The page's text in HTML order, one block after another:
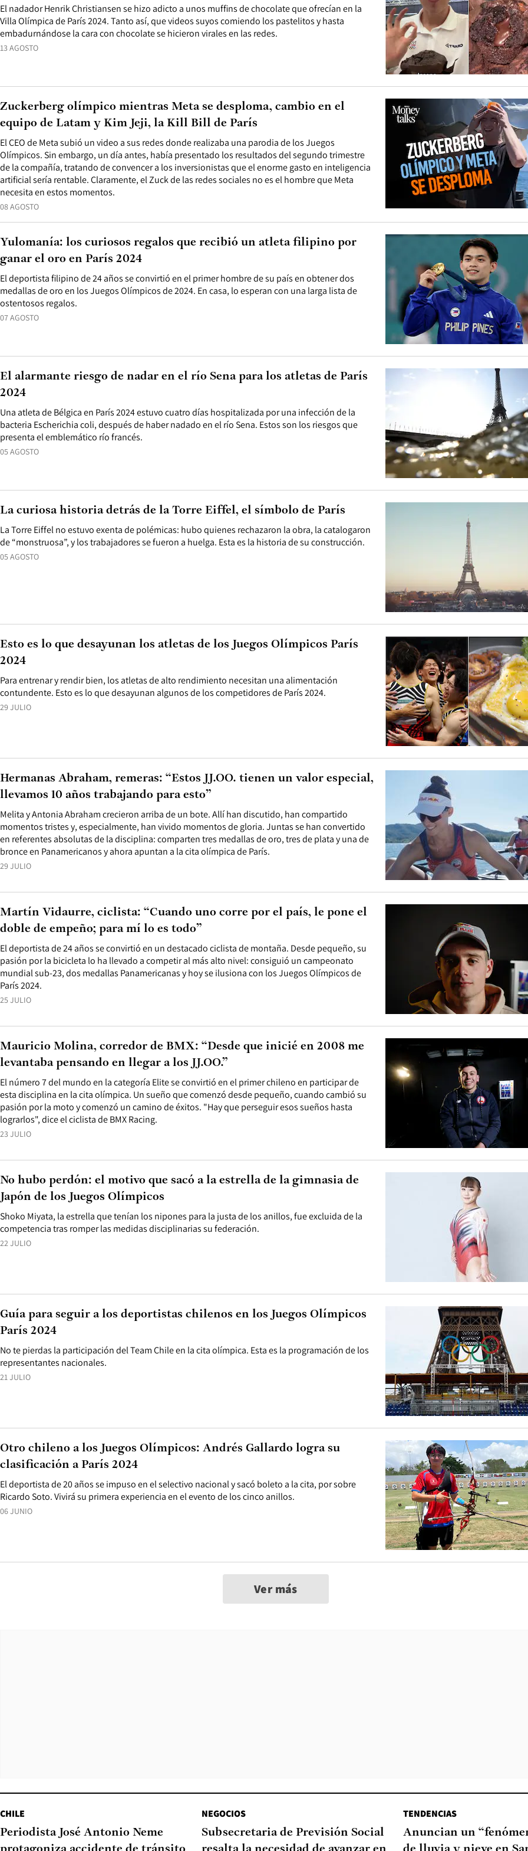
13 AGOSTO
El nadador Henrik Christiansen se hizo adicto a unos muffins de chocolate que ofrecían en la
Villa Olímpica de París 2024. Tanto así, que videos suyos comiendo los pastelitos y hasta
embadurnándose la cara con chocolate se hicieron virales en las redes.
08 AGOSTO
El CEO de Meta subió un video a sus redes donde realizaba una parodia de los Juegos
Olímpicos. Sin embargo, un día antes, había presentado los resultados del segundo trimestre
de la compañía, tratando de convencer a los inversionistas que el enorme gasto en inteligencia
artificial sería rentable. Claramente, el Zuck de las redes sociales no es el hombre que Meta
necesita en estos momentos.
Zuckerberg olímpico mientras Meta se desploma, cambio en el
equipo de Latam y Kim Jeji, la Kill Bill de París
07 AGOSTO
El deportista filipino de 24 años se convirtió en el primer hombre de su país en obtener dos
medallas de oro en los Juegos Olímpicos de 2024. En casa, lo esperan con una larga lista de
ostentosos regalos.
Yulomanía: los curiosos regalos que recibió un atleta filipino por
ganar el oro en París 2024
05 AGOSTO
Una atleta de Bélgica en París 2024 estuvo cuatro días hospitalizada por una infección de la
bacteria Escherichia coli, después de haber nadado en el río Sena. Estos son los riesgos que
presenta el emblemático río francés.
El alarmante riesgo de nadar en el río Sena para los atletas de París
2024
05 AGOSTO
La Torre Eiffel no estuvo exenta de polémicas: hubo quienes rechazaron la obra, la catalogaron
de “monstruosa”, y los trabajadores se fueron a huelga. Esta es la historia de su construcción.
La curiosa historia detrás de la Torre Eiffel, el símbolo de París
29 JULIO
Para entrenar y rendir bien, los atletas de alto rendimiento necesitan una alimentación
contundente. Esto es lo que desayunan algunos de los competidores de París 2024.
Esto es lo que desayunan los atletas de los Juegos Olímpicos París
2024
29 JULIO
Melita y Antonia Abraham crecieron arriba de un bote. Allí han discutido, han compartido
momentos tristes y, especialmente, han vivido momentos de gloria. Juntas se han convertido
en referentes absolutas de la disciplina: comparten tres medallas de oro, tres de plata y una de
bronce en Panamericanos y ahora apuntan a la cita olímpica de París.
Hermanas Abraham, remeras: “Estos JJ.OO. tienen un valor especial,
llevamos 10 años trabajando para esto”
25 JULIO
El deportista de 24 años se convirtió en un destacado ciclista de montaña. Desde pequeño, su
pasión por la bicicleta lo ha llevado a competir al más alto nivel: consiguió un campeonato
mundial sub-23, dos medallas Panamericanas y hoy se ilusiona con los Juegos Olímpicos de
París 2024.
Martín Vidaurre, ciclista: “Cuando uno corre por el país, le pone el
doble de empeño; para mí lo es todo”
23 JULIO
El número 7 del mundo en la categoría Elite se convirtió en el primer chileno en participar de
esta disciplina en la cita olímpica. Un sueño que comenzó desde pequeño, cuando cambió su
pasión por la moto y comenzó un camino de éxitos. "Hay que perseguir esos sueños hasta
lograrlos", dice el ciclista de BMX Racing.
Mauricio Molina, corredor de BMX: “Desde que inicié en 2008 me
levantaba pensando en llegar a los JJ.OO.”
22 JULIO
Shoko Miyata, la estrella que tenían los nipones para la justa de los anillos, fue excluida de la
competencia tras romper las medidas disciplinarias su federación.
No hubo perdón: el motivo que sacó a la estrella de la gimnasia de
Japón de los Juegos Olímpicos
21 JULIO
No te pierdas la participación del Team Chile en la cita olímpica. Esta es la programación de los
representantes nacionales.
Guía para seguir a los deportistas chilenos en los Juegos Olímpicos
París 2024
06 JUNIO
El deportista de 20 años se impuso en el selectivo nacional y sacó boleto a la cita, por sobre
Ricardo Soto. Vivirá su primera experiencia en el evento de los cinco anillos.
Otro chileno a los Juegos Olímpicos: Andrés Gallardo logra su
clasificación a París 2024
Ver más
CHILE
Periodista José Antonio Neme
NEGOCIOS
Subsecretaria de Previsión Social
TENDENCIAS
Anuncian un